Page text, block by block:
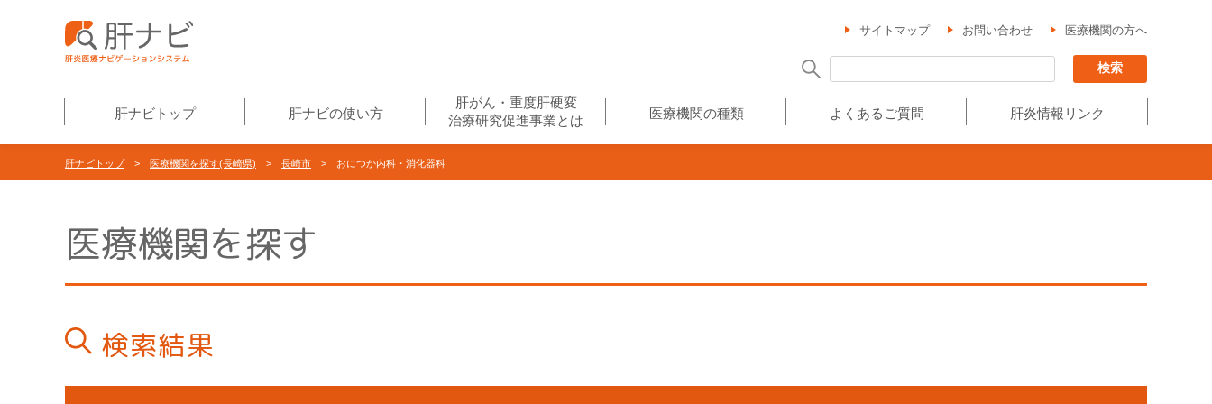
サイトマップ お問い合わせ 医療機関の方へ
肝ナビトップ 肝ナビの使い方
肝がん・重度肝硬変
治療研究促進事業とは
医療機関の種類 よくあるご質問 肝炎情報リンク
肝ナビトップ> 医療機関を探す(長崎県) > 長崎市 > おにつか内科・消化器科
医療機関を探す
検索結果